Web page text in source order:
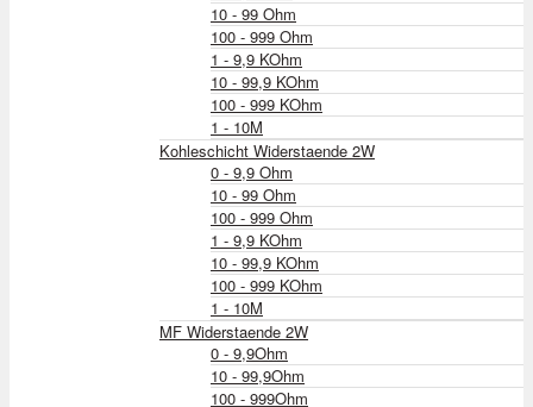
10 - 99 Ohm
100 - 999 Ohm
1 - 9,9 KOhm
10 - 99,9 KOhm
100 - 999 KOhm
1 - 10M
Kohleschicht Widerstaende 2W
0 - 9,9 Ohm
10 - 99 Ohm
100 - 999 Ohm
1 - 9,9 KOhm
10 - 99,9 KOhm
100 - 999 KOhm
1 - 10M
MF Widerstaende 2W
0 - 9,9Ohm
10 - 99,9Ohm
100 - 999Ohm